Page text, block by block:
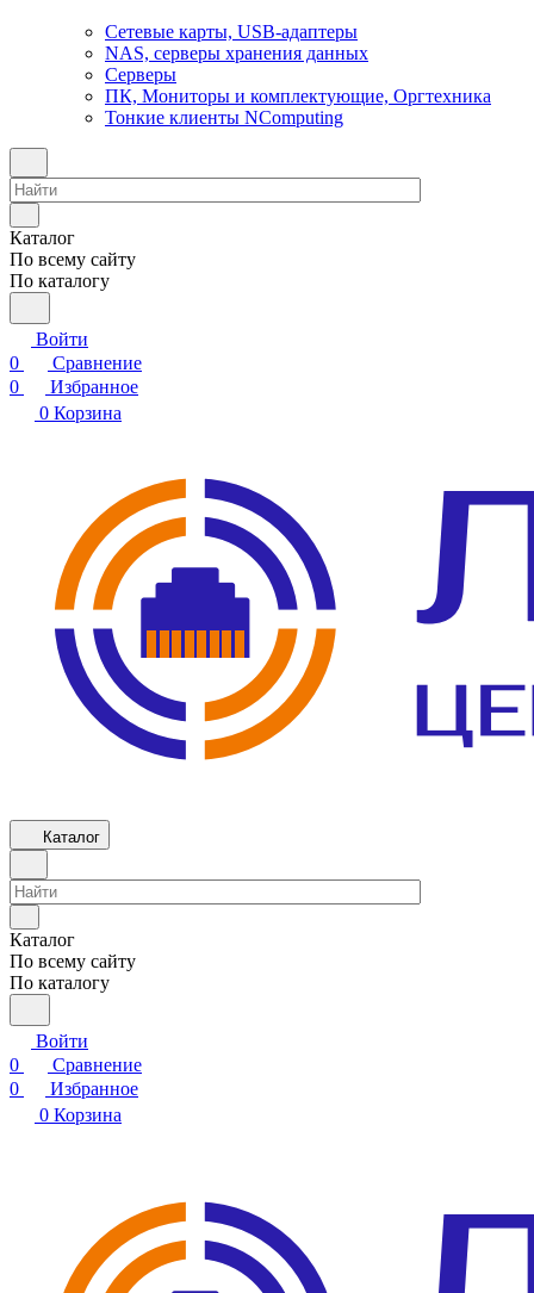
Сетевые карты, USB-адаптеры
NAS, серверы хранения данных
Серверы
ПК, Мониторы и комплектующие, Оргтехника
Тонкие клиенты NComputing
Каталог
По всему сайту
По каталогу
Войти
0
Сравнение
0
Избранное
0 Корзина
Каталог
Каталог
По всему сайту
По каталогу
Войти
0
Сравнение
0
Избранное
0 Корзина